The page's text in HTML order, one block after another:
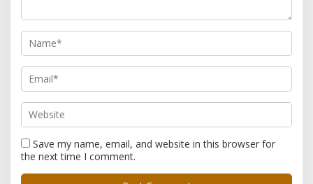
Save my name, email, and website in this browser for
the next time I comment.